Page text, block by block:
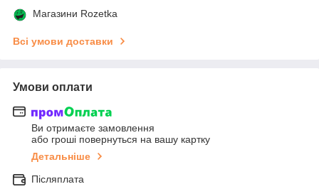
Магазини Rozetka
Всі умови доставки
Умови оплати
Ви отримаєте замовлення
або гроші повернуться на вашу картку
Детальніше
Післяплата